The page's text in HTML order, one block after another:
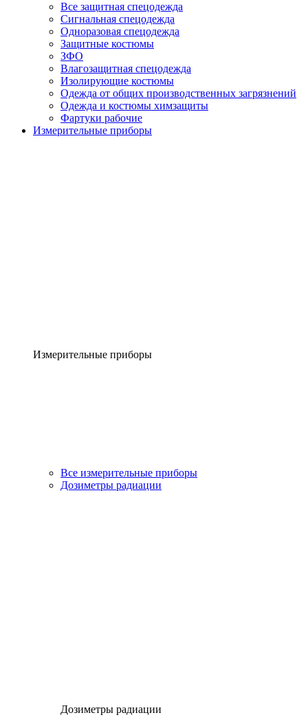
Все защитная спецодежда
Сигнальная спецодежда
Одноразовая спецодежда
Защитные костюмы
ЗФО
Влагозащитная спецодежда
Изолирующие костюмы
Одежда от общих производственных загрязнений
Одежда и костюмы химзащиты
Фартуки рабочие
Измерительные приборы
Измерительные приборы
Все измерительные приборы
Дозиметры радиации
Дозиметры радиации